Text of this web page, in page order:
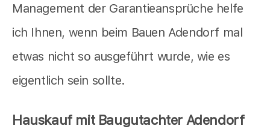
Management der Garantieansprüche helfe
ich Ihnen, wenn beim Bauen Adendorf mal
etwas nicht so ausgeführt wurde, wie es
eigentlich sein sollte.
Hauskauf mit Baugutachter Adendorf